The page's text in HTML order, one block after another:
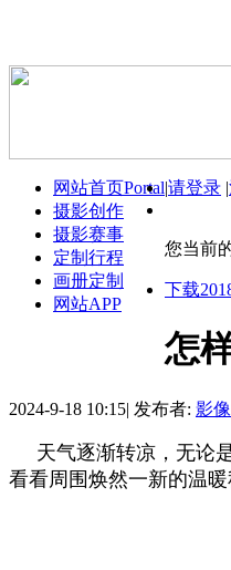
网站首页Portal
摄影创作
摄影赛事
定制行程
画册定制
网站APP
|请登录 |
您当前
下载
怎
2024-9-18 10:15| 发布者: 影
天气逐渐转凉，无论是
看看周围焕然一新的温